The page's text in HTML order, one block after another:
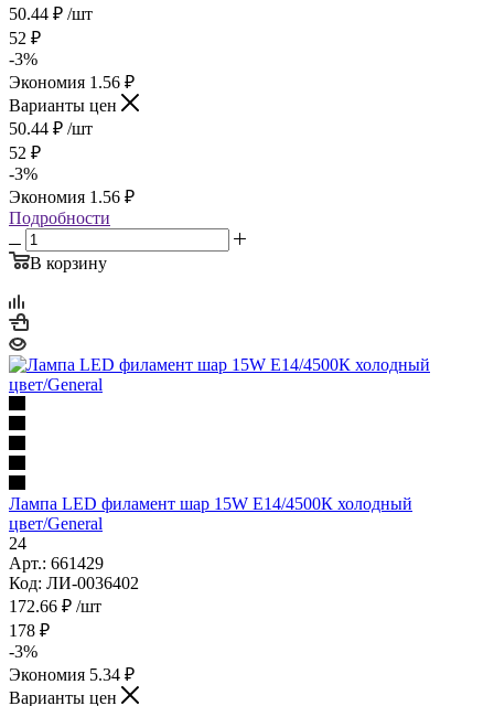
50.44 ₽ /шт
52 ₽
-3%
Экономия 1.56 ₽
Варианты цен
50.44 ₽ /шт
52 ₽
-3%
Экономия 1.56 ₽
Подробности
В корзину
Лампа LED филамент шар 15W Е14/4500К холодный
цвет/General
24
Арт.: 661429
Код: ЛИ-0036402
172.66 ₽ /шт
178 ₽
-3%
Экономия 5.34 ₽
Варианты цен